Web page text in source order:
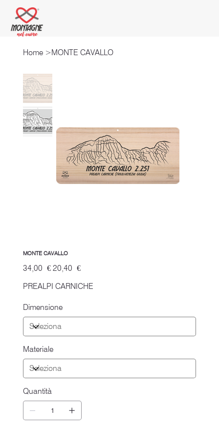
Home >MONTE CAVALLO
MONTE CAVALLO
Prezzo
originale
34,00 € Prezzo
scontato
20,40 €
PREALPI CARNICHE
Dimensione
Materiale
Quantità